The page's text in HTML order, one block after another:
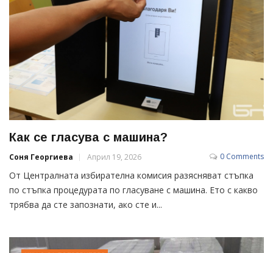
Как се гласува с машина?
Соня Георгиева Април 19, 2026 0 Comments
От Централната избирателна комисия разясняват стъпка
по стъпка процедурата по гласуване с машина. Ето с какво
трябва да сте запознати, ако сте и...